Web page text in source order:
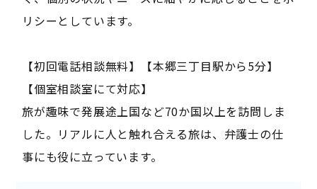
リシーとしています。
【初回電話相談無料】【本郷三丁目駅から5分】
【個室相談室にて対応】
旅が趣味で発展途上国など70か国以上を訪問しま
した。リアルに人と触れ合える旅は、弁護士の仕
事にも役に立っています。